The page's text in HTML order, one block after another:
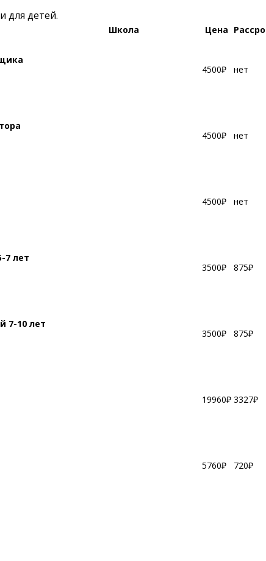
для детей.
Школа Цена
4500₽ нет
4500₽ нет
4500₽ нет
7 лет
3500₽ 875₽
7-10 лет
3500₽ 875₽
19960₽ 3327₽
5760₽ 720₽